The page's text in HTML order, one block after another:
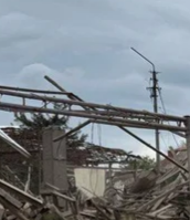
ряд населенных
областной
убили